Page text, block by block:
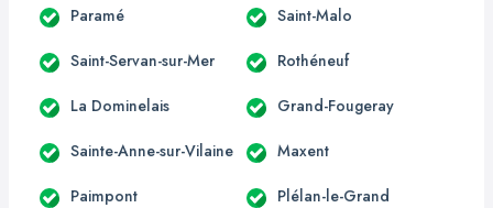
Paramé Saint-Malo
Saint-Servan-sur-Mer Rothéneuf
La Dominelais Grand-Fougeray
Sainte-Anne-sur-Vilaine Maxent
Paimpont Plélan-le-Grand